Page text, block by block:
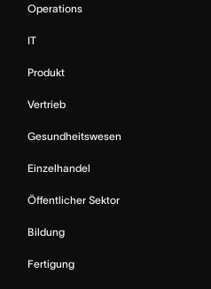
Operations
IT
Produkt
Vertrieb
Gesundheitswesen
Einzelhandel
Öffentlicher Sektor
Bildung
Fertigung